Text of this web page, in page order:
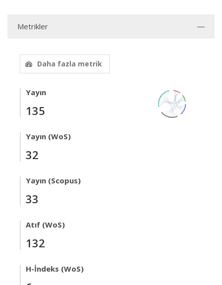
Metrikler
Daha fazla metrik
Yayın
135
Yayın (WoS)
32
Yayın (Scopus)
33
Atıf (WoS)
132
H-İndeks (WoS)